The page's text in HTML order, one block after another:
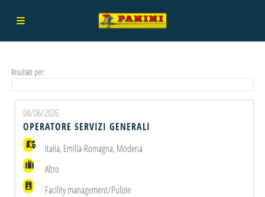
Offerte
di
lavoro
Carica
ilLogin
Risultati per:
04/06/2026
OPERATORE SERVIZI GENERALI
Italia,Emilia-Romagna,Modena
Altro
Facility management/Pulizie